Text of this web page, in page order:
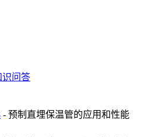
识问答
- 预制直埋保温管的应用和性能